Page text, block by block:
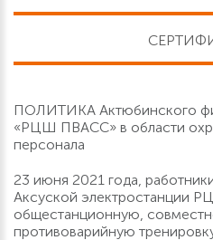
ПОЛИТИКА Актюбинского
«РЦШ ПВАСС» в области
персонала
23 июня 2021 года,
Аксуской электростанции
общестанционную,
противоварийную